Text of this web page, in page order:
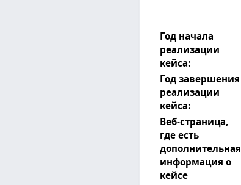
Год начала
реализации
кейса:
Год завершения
реализации
кейса:
Веб-страница,
где есть
дополнительная
информация о
кейсе